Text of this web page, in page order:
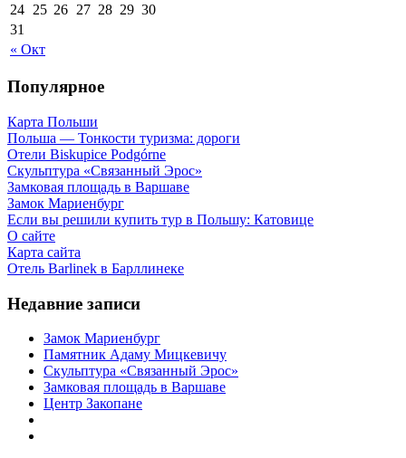
« Окт
24 25 26 27 28 29 30
31
Популярное
Карта Польши
Польша — Тонкости туризма: дороги
Отели Biskupice Podgórne
Скульптура «Связанный Эрос»
Замковая площадь в Варшаве
Замок Мариенбург
Если вы решили купить тур в Польшу: Катовице
О сайте
Карта сайта
Отель Barlinek в Барллинеке
Недавние записи
Замок Мариенбург
Памятник Адаму Мицкевичу
Скульптура «Связанный Эрос»
Замковая площадь в Варшаве
Центр Закопане